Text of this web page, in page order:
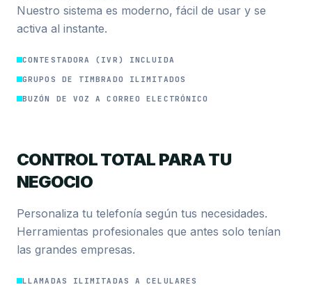
Nuestro sistema es moderno, fácil de usar y se
activa al instante.
CONTESTADORA (IVR) INCLUIDA
GRUPOS DE TIMBRADO ILIMITADOS
BUZÓN DE VOZ A CORREO ELECTRÓNICO
CONTROL TOTAL PARA TU
NEGOCIO
Personaliza tu telefonía según tus necesidades.
Herramientas profesionales que antes solo tenían
las grandes empresas.
LLAMADAS ILIMITADAS A CELULARES